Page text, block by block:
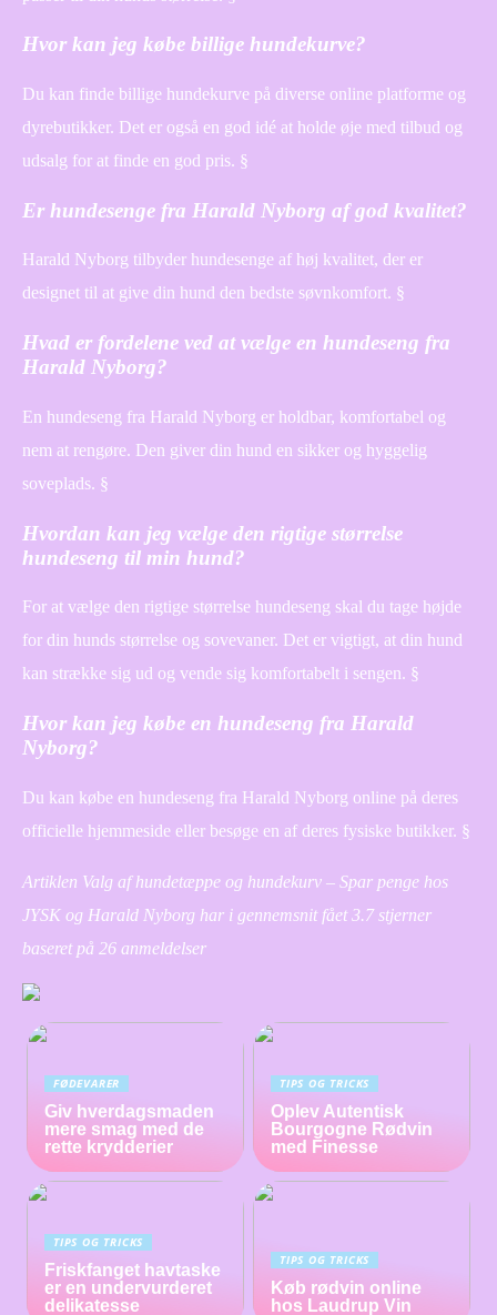
Hvor kan jeg købe billige hundekurve?
Du kan finde billige hundekurve på diverse online platforme og
dyrebutikker. Det er også en god idé at holde øje med tilbud og
udsalg for at finde en god pris. §
Er hundesenge fra Harald Nyborg af god kvalitet?
Harald Nyborg tilbyder hundesenge af høj kvalitet, der er
designet til at give din hund den bedste søvnkomfort. §
Hvad er fordelene ved at vælge en hundeseng fra
Harald Nyborg?
En hundeseng fra Harald Nyborg er holdbar, komfortabel og
nem at rengøre. Den giver din hund en sikker og hyggelig
soveplads. §
Hvordan kan jeg vælge den rigtige størrelse
hundeseng til min hund?
For at vælge den rigtige størrelse hundeseng skal du tage højde
for din hunds størrelse og sovevaner. Det er vigtigt, at din hund
kan strække sig ud og vende sig komfortabelt i sengen. §
Hvor kan jeg købe en hundeseng fra Harald
Nyborg?
Du kan købe en hundeseng fra Harald Nyborg online på deres
officielle hjemmeside eller besøge en af deres fysiske butikker. §
Artiklen Valg af hundetæppe og hundekurv – Spar penge hos
JYSK og Harald Nyborg har i gennemsnit fået3.7stjerner
baseret på 26 anmeldelser
FØDEVARER
Giv hverdagsmaden
mere smag med de
rette krydderier
TIPS OG TRICKS
Oplev Autentisk
Bourgogne Rødvin
med Finesse
TIPS OG TRICKS
Friskfanget havtaske
er en undervurderet
delikatesse
TIPS OG TRICKS
Køb rødvin online
hos Laudrup Vin